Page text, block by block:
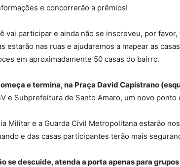
e concorrerão a prêmios!
vai participar e ainda não se inscreveu, por favor,
estarão nas ruas e ajudaremos a mapear as
em aproximadamente 50 casas do bairro.
e termina, na Praça David Capistrano
e Subprefeitura de Santo Amaro, um novo
Militar e a Guarda Civil Metropolitana estarão
e das casas participantes terão mais
se descuide, atenda a porta apenas para